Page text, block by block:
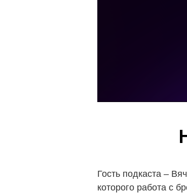
Гость подкаста –
которого работа с